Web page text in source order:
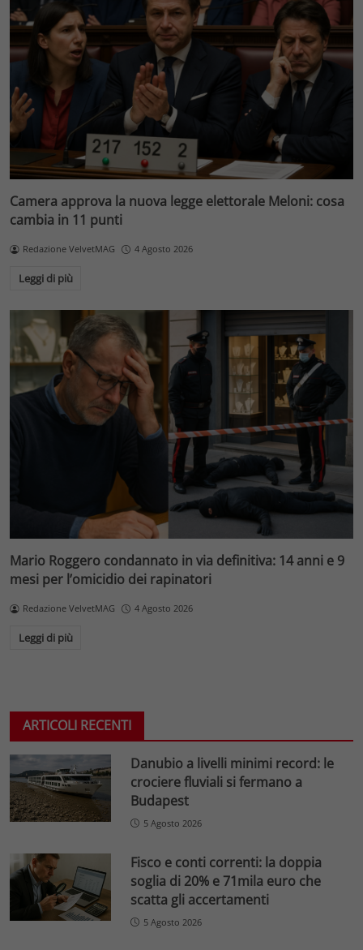
Camera approva la nuova legge elettorale Meloni: cosa
cambia in 11 punti
Redazione VelvetMAG 4 Agosto 2026
Leggi di più
Mario Roggero condannato in via definitiva: 14 anni e 9
mesi per l’omicidio dei rapinatori
Redazione VelvetMAG 4 Agosto 2026
Leggi di più
ARTICOLI RECENTI
Danubio a livelli minimi record: le
crociere fluviali si fermano a
Budapest
5 Agosto 2026
Fisco e conti correnti: la doppia
soglia di 20% e 71mila euro che
scatta gli accertamenti
5 Agosto 2026